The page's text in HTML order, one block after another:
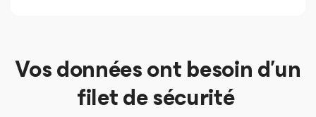
Vos données ont besoin d’un
filet de sécurité